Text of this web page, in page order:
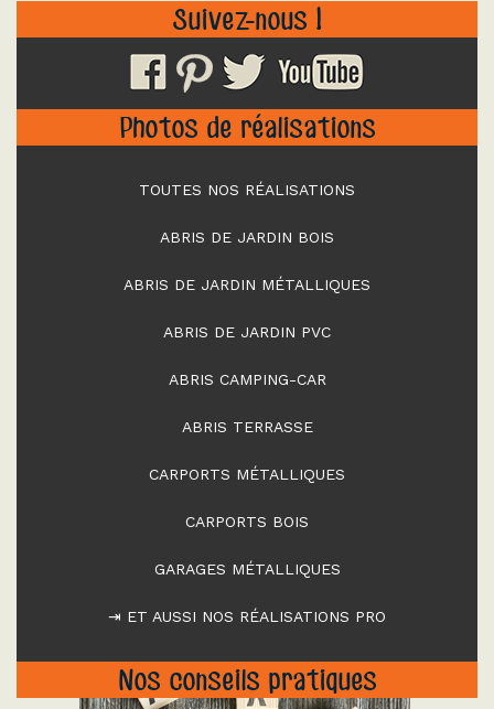
Suivez-nous !
Photos de réalisations
TOUTES NOS RÉALISATIONS
ABRIS DE JARDIN BOIS
ABRIS DE JARDIN MÉTALLIQUES
ABRIS DE JARDIN PVC
ABRIS CAMPING-CAR
ABRIS TERRASSE
CARPORTS MÉTALLIQUES
CARPORTS BOIS
GARAGES MÉTALLIQUES
⇥ ET AUSSI NOS RÉALISATIONS PRO
Nos conseils pratiques